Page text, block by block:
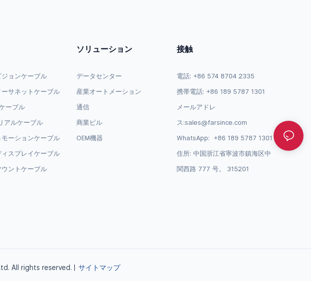
ジョンケーブル
ーサネットケーブル
ーブル
アルケーブル
ーションケーブル
ィスプレイケーブル
ウントケーブル
ソリューション
データセンター
産業オートメーション
通信
商業ビル
OEM機器
接触
電話: +86 574 8704 2335
携帯電話: +86 189 5787 1301
メールアドレ
ス:sales@farsince.com
WhatsApp: +86 189 5787 1301
住所: 中国浙江省寧波市鎮海区中
関西路 777 号。 315201
All rights reserved. | サイトマップ